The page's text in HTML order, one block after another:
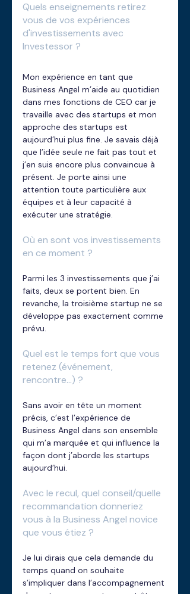
Quels enseignements retirez
vous de vos expériences
d'investissements avec
Investessor ?
Mon expérience en tant que
Business Angel m’aide au quotidien
dans mes fonctions de CEO car je
travaille avec des startups et mon
approche des startups est
aujourd’hui plus fine. Je savais déjà
que l’idée seule ne fait pas tout et
j’en suis encore plus convaincue à
présent. Je porte ainsi une
attention toute particulière aux
équipes et à leur capacité à
exécuter une stratégie.
Où en sont vos investissements
en ce moment ?
Parmi les 3 investissements que j’ai
faits, deux se portent bien. En
revanche, la troisième startup ne se
développe pas exactement comme
prévu.
Quel est le temps fort que vous
retenez (événement,
rencontre...) ?
Sans avoir en tête un moment
précis, c’est l’expérience de
Business Angel dans son ensemble
qui m’a marquée et qui influence la
façon dont j’aborde les startups
aujourd’hui.
Avec le recul, quel conseil/quelle
recommandation donneriez
vous à la Business Angel novice
que vous étiez ?
Je lui dirais que cela demande du
temps quand on souhaite
s’impliquer dans l’accompagnement